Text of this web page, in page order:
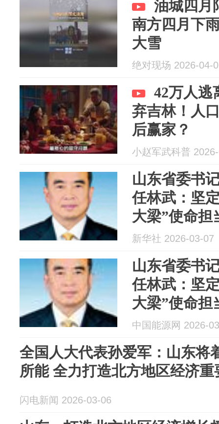
油城四月
南方四月下
大雪
绝对现场 2026-04-
42万人逃
弃吉林！人
后赢家？
小赵军武科普
山东省委书
任林武：坚
大梁”使命担
区经济重要
新华社 2026-03-07
山东省委书
任林武：坚
大梁”使命担
区经济重要
中国能源网 2026-
全国人大代表孙爱军：山东将
所能 全力打造北方地区经济重
闪电新闻 2026-03-06